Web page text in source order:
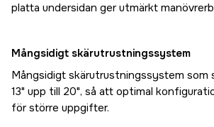
platta undersidan ger utmärkt
Mångsidigt skärutrustningssystem
Mångsidigt skärutrustningssystem som
13" upp till 20", så att optimal
för större uppgifter.